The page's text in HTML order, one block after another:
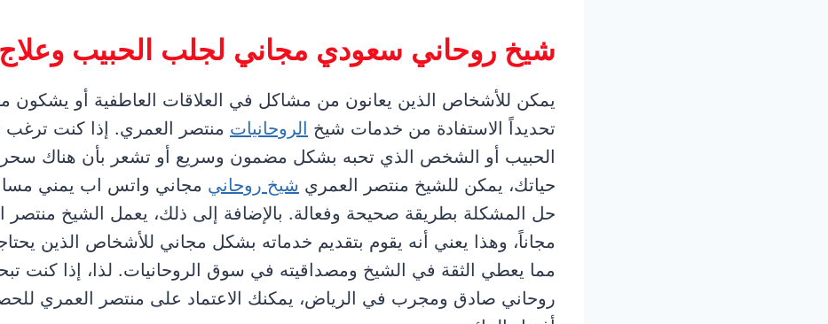
شيخ روحاني سعودي مجاني لجلب الحبيب
يمكن للأشخاص الذين يعانون من مشاكل في العلاقات العاطفية أو يشكون
تحديداً الاستفادة من خدمات شيخ الروحانيات منتصر العمري. إذا كنت
الحبيب أو الشخص الذي تحبه بشكل مضمون وسريع أو تشعر بأن هناك
حياتك، يمكن للشيخ منتصر العمري شيخ روحاني مجاني واتس اب يمني
حل المشكلة بطريقة صحيحة وفعالة. بالإضافة إلى ذلك، يعمل الشيخ منتصر
مجاناً، وهذا يعني أنه يقوم بتقديم خدماته بشكل مجاني للأشخاص الذين
مما يعطي الثقة في الشيخ ومصداقيته في سوق الروحانيات. لذا، إذا كنت
روحاني صادق ومجرب في الرياض، يمكنك الاعتماد على منتصر العمري